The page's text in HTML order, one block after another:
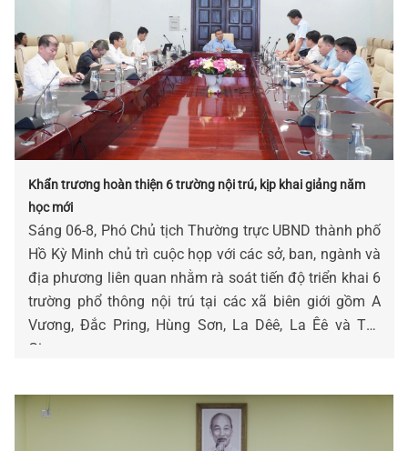
Khẩn trương hoàn thiện 6 trường nội trú, kịp khai giảng năm
học mới
Sáng 06-8, Phó Chủ tịch Thường trực UBND thành phố
Hồ Kỳ Minh chủ trì cuộc họp với các sở, ban, ngành và
địa phương liên quan nhằm rà soát tiến độ triển khai 6
trường phổ thông nội trú tại các xã biên giới gồm A
Vương, Đắc Pring, Hùng Sơn, La Dêê, La Êê và Tây
Giang.